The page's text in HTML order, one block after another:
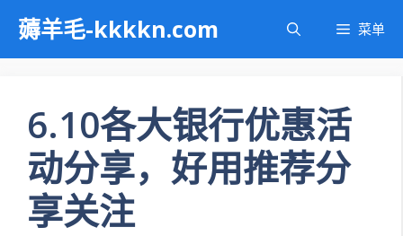
内
薅羊毛-kkkkn.com 菜单
6.10各大银行优惠活
动分享，好用推荐分
享关注